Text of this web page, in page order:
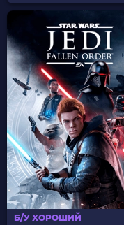
Б/У ХОРОШИЙ